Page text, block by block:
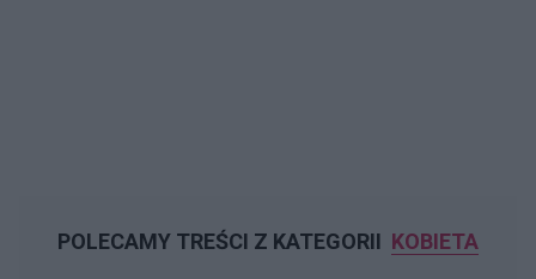
POLECAMY TREŚCI Z KATEGORII KOBIETA